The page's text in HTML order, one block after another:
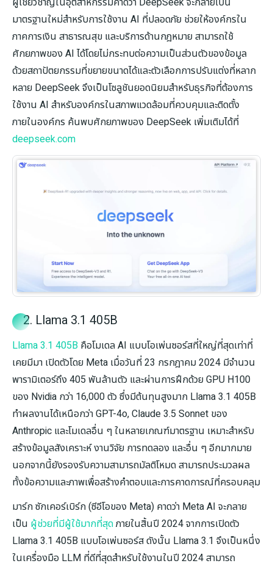
มาตรฐานใหม่สำหรับการใช้งาน AI ที่ปลอดภัย ช่วยให้องค์กรใน
ภาคการเงิน สาธารณสุข และบริการด้านกฎหมาย สามารถใช้
ศักยภาพของ AI ได้โดยไม่กระทบต่อความเป็นส่วนตัวของข้อมูล
ด้วยสถาปัตยกรรมที่ขยายขนาดได้และตัวเลือกการปรับแต่งที่หลาก
หลาย DeepSeek จึงเป็นโซลูชันยอดนิยมสำหรับธุรกิจที่ต้องการ
ใช้งาน AI สำหรับองค์กรในสภาพแวดล้อมที่ควบคุมและติดตั้ง
ภายในองค์กร ค้นพบศักยภาพของ DeepSeek เพิ่มเติมได้ที่
deepseek.com
2. Llama 3.1 405B
Llama 3.1 405B คือโมเดล AI แบบโอเพ่นซอร์สที่ใหญ่ที่สุดเท่าที่
เคยมีมา เปิดตัวโดย Meta เมื่อวันที่ 23 กรกฎาคม 2024 มีจำนวน
พารามิเตอร์ถึง 405 พันล้านตัว และผ่านการฝึกด้วย GPU H100
ของ Nvidia กว่า 16,000 ตัว ซึ่งมีต้นทุนสูงมาก Llama 3.1 405B
ทำผลงานได้เหนือกว่า GPT-4o, Claude 3.5 Sonnet ของ
Anthropic และโมเดลอื่น ๆ ในหลายเกณฑ์มาตรฐาน เหมาะสำหรับ
สร้างข้อมูลสังเคราะห์ งานวิจัย การทดลอง และอื่น ๆ อีกมากมาย
นอกจากนี้ยังรองรับความสามารถมัลติโหมด สามารถประมวลผล
ทั้งข้อความและภาพเพื่อสร้างคำตอบและการคาดการณ์ที่ครอบคลุม
มาร์ก ซักเคอร์เบิร์ก (ซีอีโอของ Meta) คาดว่า Meta AI จะกลาย
เป็น ผู้ช่วยที่มีผู้ใช้มากที่สุดภายในสิ้นปี 2024 จากการเปิดตัว
Llama 3.1 405B แบบโอเพ่นซอร์ส ดังนั้น Llama 3.1 จึงเป็นหนึ่ง
ในเครื่องมือ LLM ที่ดีที่สุดสำหรับใช้งานในปี 2024 สามารถ